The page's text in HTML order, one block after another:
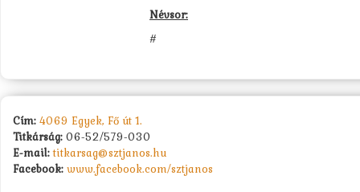
Névsor:
#
Cím: 4069 Egyek, Fő út 1.
Titkárság: 06-52/579-030
E-mail: titkarsag@sztjanos.hu
Facebook: www.facebook.com/sztjanos